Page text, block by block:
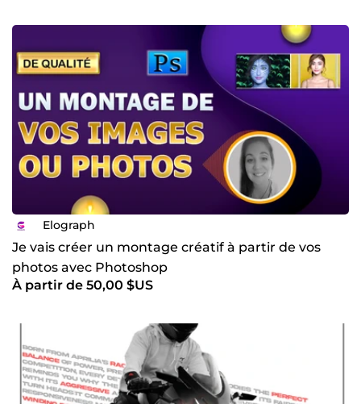
Elograph
Je vais créer un montage créatif à partir de vos
photos avec Photoshop
À partir de 50,00 $US